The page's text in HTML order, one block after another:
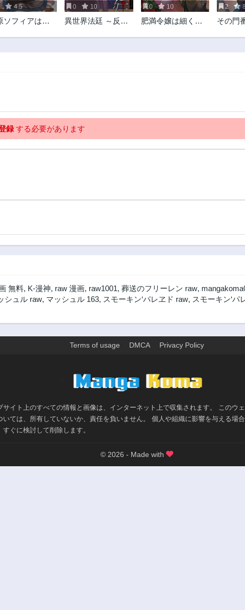
4.5
ソフィアは怖
0 10
異世界法廷 ～反駁
0 10
肥満令嬢は細くな
るのみ@COMIC
2 8
その門
王都の
録する必要があります
無料, K-漫神, raw 漫画, raw1001, 葬送のフリーレン raw,
シュル raw, マッシュル 163, スモーキン‘パレヱド raw, スモーキン‘パ
Terms of usage DMCA Privacy Policy
サイト上のすべての情報と画像は、インターネット上で収集されます。 このウ
いては、所有していないか、責任を負いません。 個人や組織に影響を与える場
すぐに検討して削除します。
© 2026 - Made with